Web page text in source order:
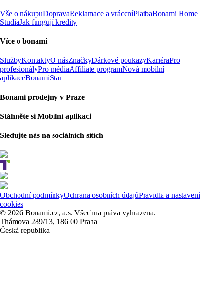
Vše o nákupuDopravaReklamace a vráceníPlatbaBonami Home
StudiaJak fungují kredity
Více o bonami
SlužbyKontaktyO násZnačkyDárkové poukazyKariéraPro
profesionályPro médiaAffiliate programNová mobilní
aplikaceBonamiStar
Bonami prodejny v Praze
Stáhněte si Mobilní aplikaci
Sledujte nás na sociálních sítích
Obchodní podmínkyOchrana osobních údajůPravidla a nastavení
cookies
© 2026 Bonami.cz, a.s. Všechna práva vyhrazena.
Thámova 289/13, 186 00 Praha
Česká republika